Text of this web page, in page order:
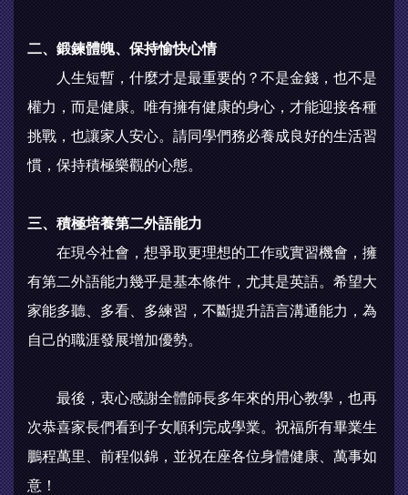
二、鍛鍊體魄、保持愉快心情
人生短暫，什麼才是最重要的？不是金錢，也不是
權力，而是健康。唯有擁有健康的身心，才能迎接各種
挑戰，也讓家人安心。請同學們務必養成良好的生活習
慣，保持積極樂觀的心態。
三、積極培養第二外語能力
在現今社會，想爭取更理想的工作或實習機會，擁
有第二外語能力幾乎是基本條件，尤其是英語。希望大
家能多聽、多看、多練習，不斷提升語言溝通能力，為
自己的職涯發展增加優勢。
最後，衷心感謝全體師長多年來的用心教學，也再
次恭喜家長們看到子女順利完成學業。祝福所有畢業生
鵬程萬里、前程似錦，並祝在座各位身體健康、萬事如
意！